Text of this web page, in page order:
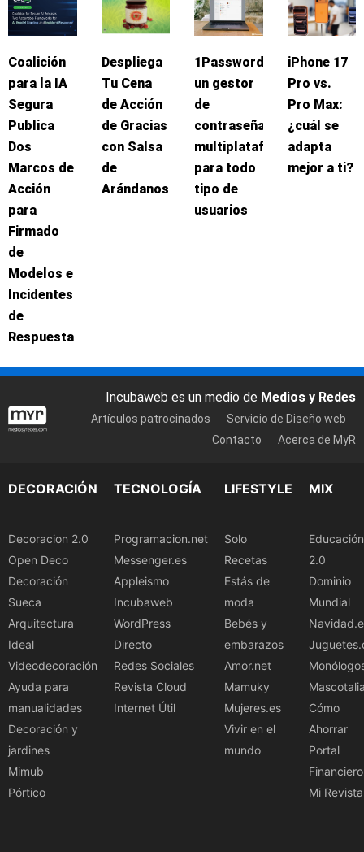
Coalición
para la IA
Segura
Publica
Dos
Marcos de
Acción
para
Firmado
de
Modelos e
Incidentes
de
Respuesta
Despliega
Tu Cena
de Acción
de Gracias
con Salsa
de
Arándanos
1Password:
un gestor
de
contraseñas
multiplataforma
para todo
tipo de
usuarios
iPhone 17
Pro vs.
Pro Max:
¿cuál se
adapta
mejor a ti?
Incubaweb es un medio de Medios y Redes
Artículos patrocinados
Servicio de Diseño web
Contacto
Acerca de MyR
DECORACIÓN
Decoracion 2.0
Open Deco
Decoración
Sueca
Arquitectura
Ideal
Videodecoración
Ayuda para
manualidades
Decoración y
jardines
Mimub
Pórtico
TECNOLOGÍA
Programacion.net
Messenger.es
Appleismo
Incubaweb
WordPress
Directo
Redes Sociales
Revista Cloud
Internet Útil
LIFESTYLE
Solo
Recetas
Estás de
moda
Bebés y
embarazos
Amor.net
Mamuky
Mujeres.es
Vivir en el
mundo
MIX
Educación
2.0
Dominio
Mundial
Cómo
Ahorrar
Portal
Financiero
Mi Revista